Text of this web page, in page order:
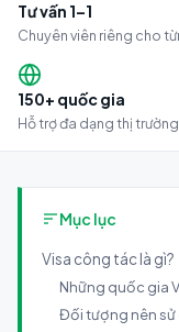
Tư vấn 1–1
Chuyên viên riêng cho
150+ quốc gia
Hỗ trợ đa dạng thị
Mục lục
Visa công tác là gì?
Những quốc gia
Đối tượng nên sử